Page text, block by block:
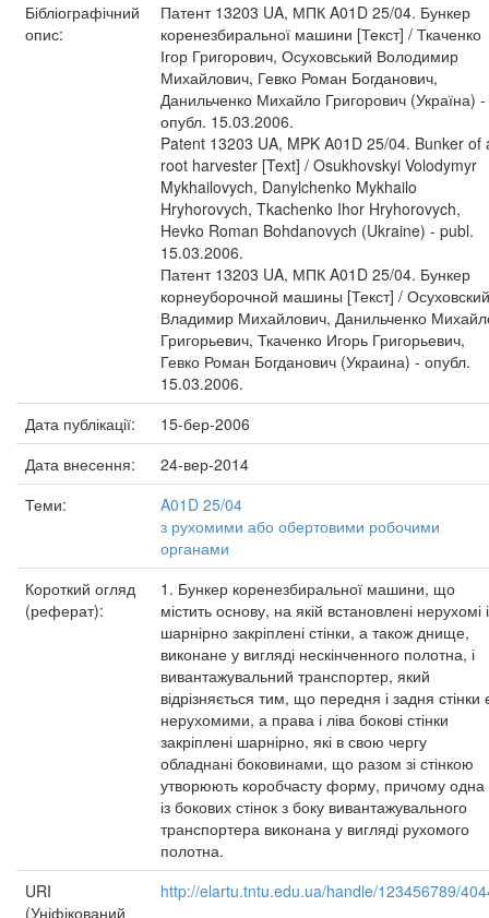
Бібліографічний
опис:
Патент 13203 UA, МПК A01D 25/04. Бункер
коренезбиральної машини [Текст] / Ткаченко
Ігор Григорович, Осуховський Володимир
Михайлович, Гевко Роман Богданович,
Данильченко Михайло Григорович (Україна) -
опубл. 15.03.2006.
Patent 13203 UA, MPK A01D 25/04. Bunker of
root harvester [Text] / Osukhovskyi Volodymyr
Mykhailovych, Danylchenko Mykhailo
Hryhorovych, Tkachenko Ihor Hryhorovych,
Hevko Roman Bohdanovych (Ukraine) - publ.
15.03.2006.
Патент 13203 UA, МПК A01D 25/04. Бункер
корнеуборочной машины [Текст] / Осуховский
Владимир Михайлович, Данильченко
Григорьевич, Ткаченко Игорь Григорьевич,
Гевко Роман Богданович (Украина) - опубл.
15.03.2006.
Дата публікації:
15-бер-2006
Дата внесення:
24-вер-2014
Теми:
A01D 25/04
з рухомими або обертовими робочими
органами
Короткий огляд
(реферат):
1. Бункер коренезбиральної машини, що
містить основу, на якій встановлені нерухомі і
шарнірно закріплені стінки, а також днище,
виконане у вигляді нескінченного полотна, і
вивантажувальний транспортер, який
відрізняється тим, що передня і задня стінки
нерухомими, а права і ліва бокові стінки
закріплені шарнірно, які в свою чергу
обладнані боковинами, що разом зі стінкою
утворюють коробчасту форму, причому одна
із бокових стінок з боку вивантажувального
транспортера виконана у вигляді рухомого
полотна.
URI
(Уніфікований
http://elartu.tntu.edu.ua/handle/123456789/